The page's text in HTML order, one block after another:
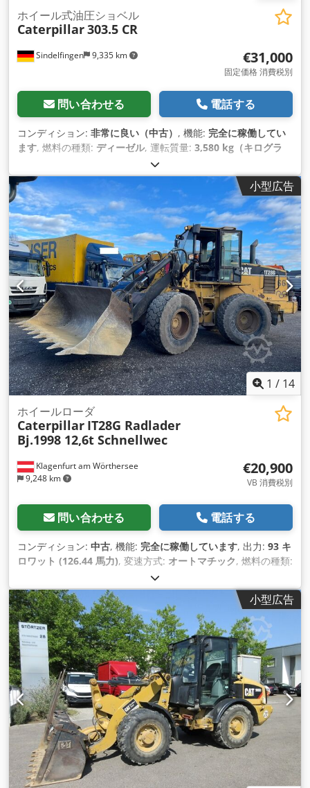
Sindelfingen 9,335 km
ホイール式油圧ショベル
Caterpillar303.5 CR
€31,000
固定価格 消費税別
問い合わせる 電話する
コンディション: 非常に良い（中古） , 機能: 完全に稼働してい
ます, 燃料の種類: ディーゼル, 運転質量: 3,580 kg（キログラ
2,434 h
小型広告
1 / 14
Klagenfurt am Wörthersee
9,248 km
ホイールローダ
Caterpillar IT28G Radlader
Bj.1998 12,6t Schnellwec
€20,900
VB 消費税別
問い合わせる 電話する
コンディション: 中古, 機能: 完全に稼働しています, 出力: 93 キ
ロワット (126.44 馬力), 変速方式: オートマチック, 燃料の種類:
12,600 kg（キログラム）
12,600 kg（キログラム）, アクスル構成:4x4, 初回登録:
10/1998, 製造年:1998, 稼働時間:17,762 h ディーゼル ,
装備:パレットフォーク, 全輪駆動,
小型広告